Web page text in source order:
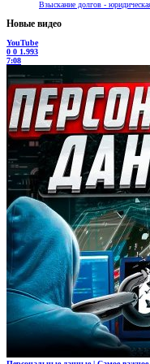
Взыскание долгов -
Новые видео
YouTube
0 0 1.993
7:08